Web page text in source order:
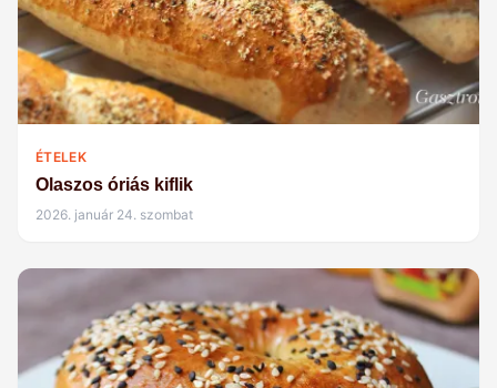
ÉTELEK
Olaszos óriás kiflik
2026. január 24. szombat